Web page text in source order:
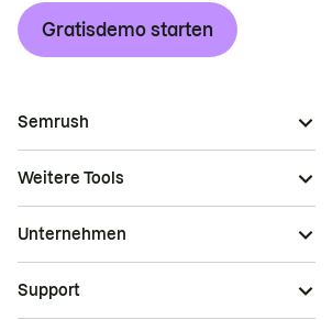
Gratisdemo starten
Semrush
Weitere Tools
Unternehmen
Support